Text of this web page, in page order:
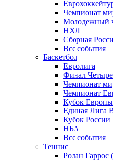
Чемпионат
Молодежный
НХЛ
Сборная
Все события
Баскетбол
Евролига
Финал
Чемпионат
Чемпионат
Кубок Европы
Единая Лига
Кубок России
НБА
Все события
Теннис
Ролан